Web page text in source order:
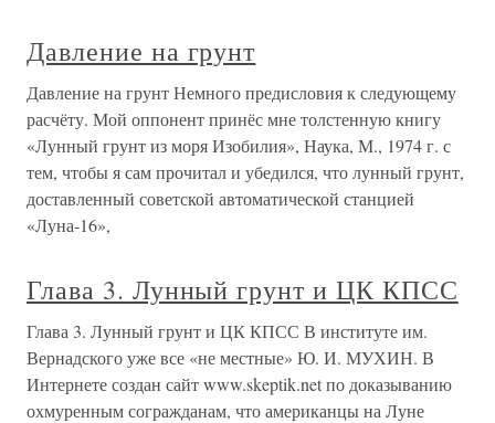
Давление на грунт
Давление на грунт Немного предисловия к следующему
расчёту. Мой оппонент принёс мне толстенную книгу
«Лунный грунт из моря Изобилия», Наука, М., 1974 г. с
тем, чтобы я сам прочитал и убедился, что лунный грунт,
доставленный советской автоматической станцией
«Луна-16»,
Глава 3. Лунный грунт и ЦК КПСС
Глава 3. Лунный грунт и ЦК КПСС В институте им.
Вернадского уже все «не местные» Ю. И. МУХИН. В
Интернете создан сайт www.skeptik.net по доказыванию
охмуренным согражданам, что американцы на Луне